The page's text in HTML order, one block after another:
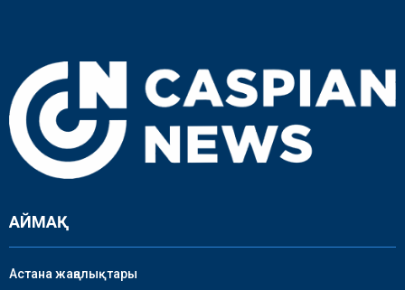
АЙМАҚ
Астана жаңалықтары